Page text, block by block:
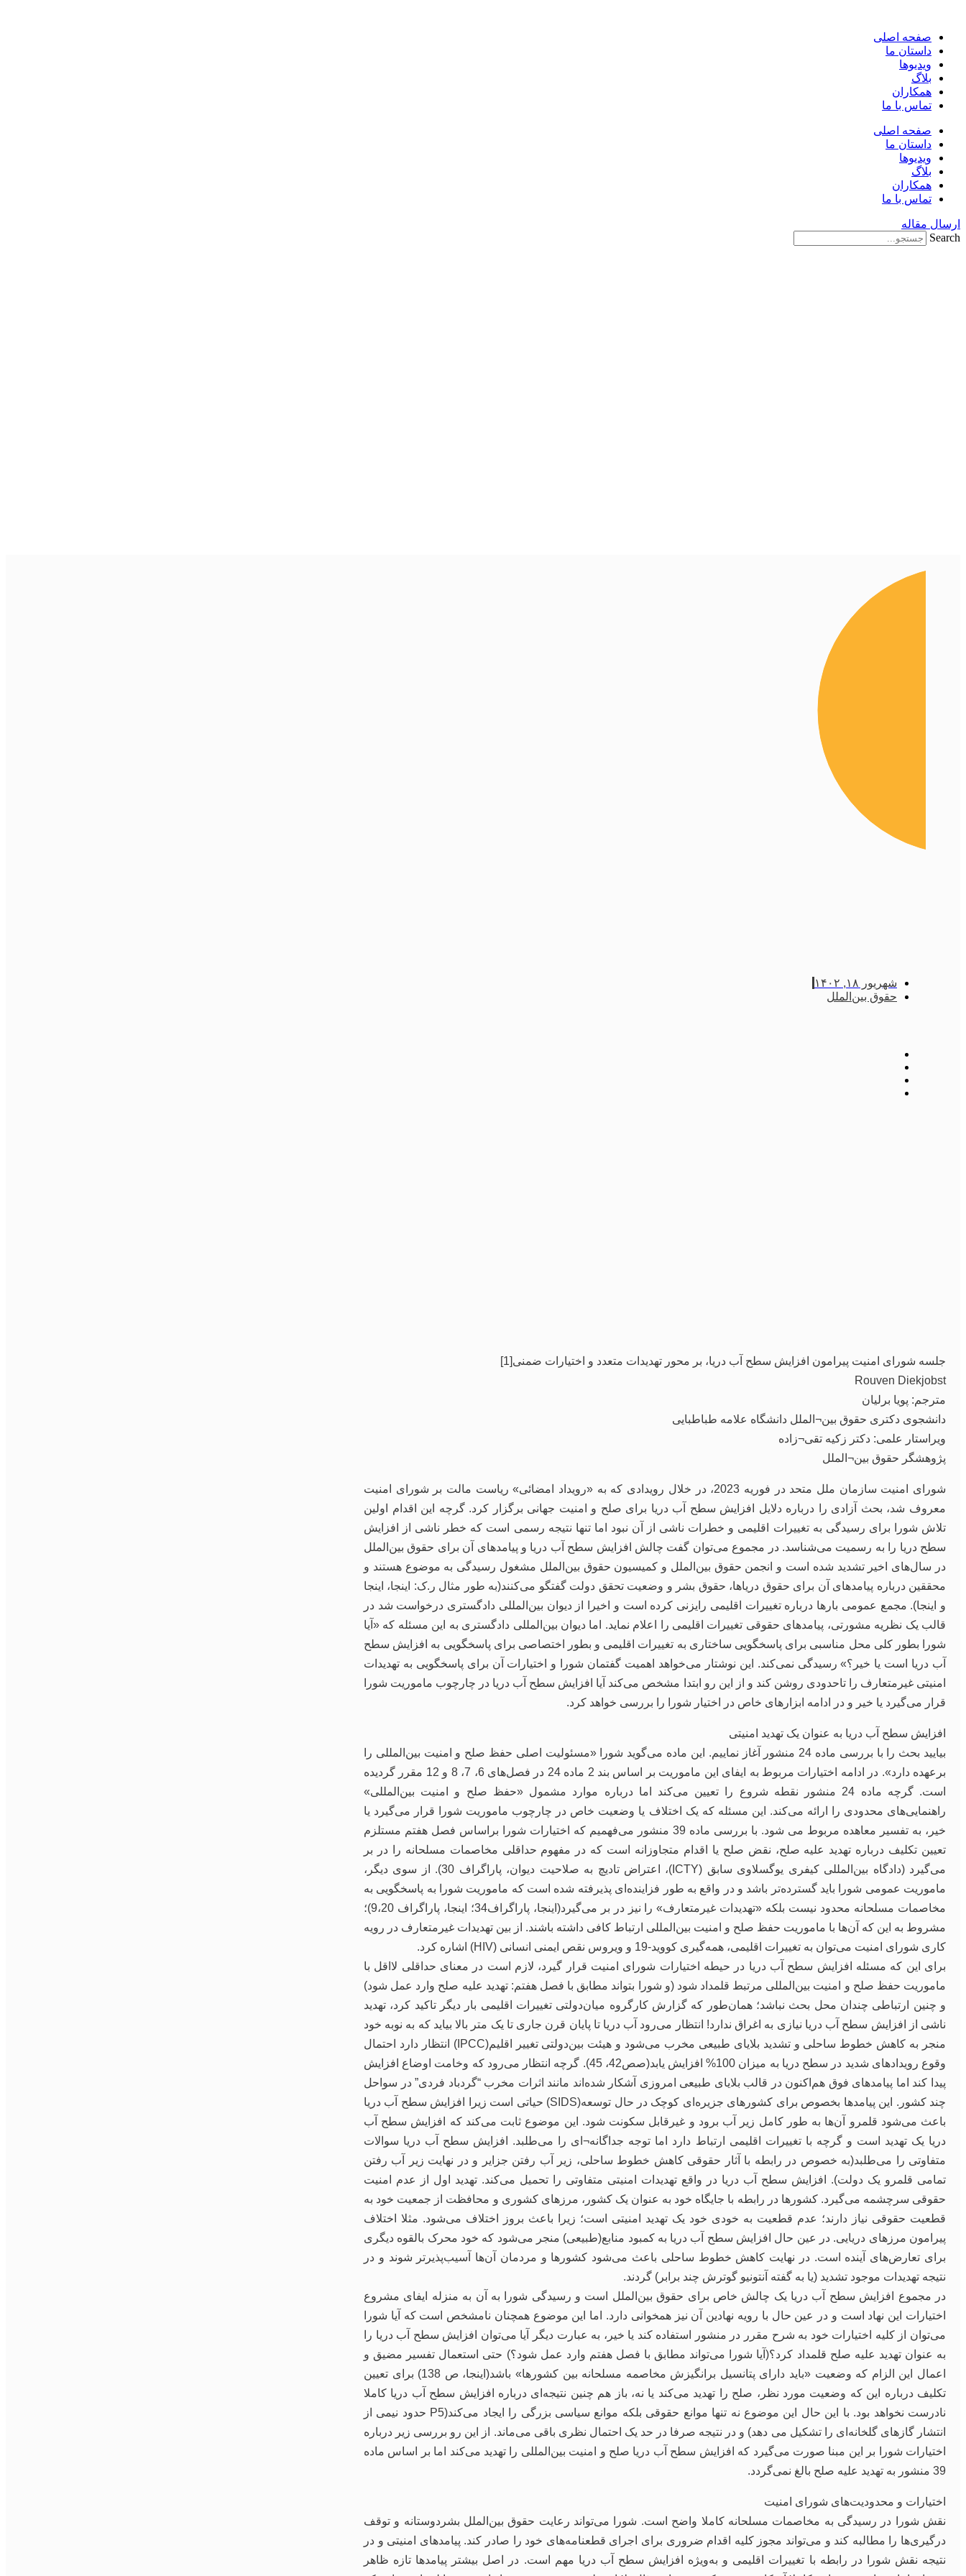
محتوا
صفحه اصلی
داستان ما
ویدیوها
بلاگ
همکاران
تماس با ما
صفحه اصلی
داستان ما
ویدیوها
بلاگ
همکاران
تماس با ما
ارسال مقاله
Search
شهریور ۱۸, ۱۴۰۲
حقوق بین‌الملل
جلسه شورای امنیت پیرامون افزایش سطح آب دریا، بر محور تهدیدات متعدد و اختیارات ضمنی[1]
Rouven Diekjobst
مترجم: پویا برلیان
دانشجوی دکتری حقوق بین¬الملل دانشگاه علامه طباطبایی
ویراستار علمی: دکتر زکیه تقی¬زاده
پژوهشگر حقوق بین¬الملل
شورای امنیت سازمان ملل متحد در فوریه 2023، در خلال رویدادی که به «رویداد امضائی» ریاست مالت بر شورای امنیت
معروف شد، بحث آزادی را درباره دلایل افزایش سطح آب دریا برای صلح و امنیت جهانی برگزار کرد. گرچه این اقدام اولین
تلاش شورا برای رسیدگی به تغییرات اقلیمی و خطرات ناشی از آن نبود اما تنها نتیجه رسمی است که خطر ناشی از افزایش
سطح دریا را به رسمیت می‌شناسد. در مجموع می‌توان گفت چالش افزایش سطح آب دریا و پیامدهای آن برای حقوق بین‌الملل
در سال‌های اخیر تشدید شده است و انجمن حقوق بین‌الملل و کمیسیون حقوق بین‌الملل مشغول رسیدگی به موضوع هستند و
محققین درباره پیامدهای آن برای حقوق دریاها، حقوق بشر و وضعیت تحقق دولت گفتگو می‌کنند(به طور مثال ر.ک: اینجا، اینجا
و اینجا). مجمع عمومی بارها درباره تغییرات اقلیمی رایزنی کرده است و اخیرا از دیوان بین‌المللی دادگستری درخواست شد در
قالب یک نظریه مشورتی، پیامدهای حقوقی تغییرات اقلیمی را اعلام نماید. اما دیوان بین‌المللی دادگستری به این مسئله که «آیا
شورا بطور کلی محل مناسبی برای پاسخگویی ساختاری به تغییرات اقلیمی و بطور اختصاصی برای پاسخگویی به افزایش سطح
آب دریا است یا خیر؟» رسیدگی نمی‌کند. این نوشتار می‌خواهد اهمیت گفتمان شورا و اختیارات آن برای پاسخگویی به تهدیدات
امنیتی غیرمتعارف را تاحدودی روشن کند و از این رو ابتدا مشخص می‌کند آیا افزایش سطح آب دریا در چارچوب ماموریت شورا
قرار می‌گیرد یا خیر و در ادامه ابزارهای خاص در اختیار شورا را بررسی خواهد کرد.
افزایش سطح آب دریا به عنوان یک تهدید امنیتی
بیایید بحث را با بررسی ماده 24 منشور آغاز نماییم. این ماده می‌گوید شورا «مسئولیت اصلی حفظ صلح و امنیت بین‌المللی را
برعهده دارد». در ادامه اختیارات مربوط به ایفای این ماموریت بر اساس بند 2 ماده 24 در فصل‌های 6، 7، 8 و 12 مقرر گردیده
است. گرچه ماده 24 منشور نقطه شروع را تعیین می‌کند اما درباره موارد مشمول «حفظ صلح و امنیت بین‌المللی»
راهنمایی‌های محدودی را ارائه می‌کند. این مسئله که یک اختلاف یا وضعیت خاص در چارچوب ماموریت شورا قرار می‌گیرد یا
خیر، به تفسیر معاهده مربوط می شود. با بررسی ماده 39 منشور می‌فهمیم که اختیارات شورا براساس فصل هفتم مستلزم
تعیین تکلیف درباره تهدید علیه صلح، نقض صلح یا اقدام متجاوزانه است که در مفهوم حداقلی مخاصمات مسلحانه را در بر
می‌گیرد (دادگاه بین‌المللی کیفری یوگسلاوی سابق (ICTY)، اعتراض تادیچ به صلاحیت دیوان، پاراگراف 30). از سوی دیگر،
ماموریت عمومی شورا باید گسترده‌تر باشد و در واقع به طور فزاینده‌ای پذیرفته شده است که ماموریت شورا به پاسخگویی به
مخاصمات مسلحانه محدود نیست بلکه «تهدیدات غیرمتعارف» را نیز در بر می‌گیرد(اینجا، پاراگراف34؛ اینجا، پاراگراف 9،20)؛
مشروط به این که آن‌ها با ماموریت حفظ صلح و امنیت بین‌المللی ارتباط کافی داشته باشند. از بین تهدیدات غیرمتعارف در رویه
کاری شورای امنیت می‌توان به تغییرات اقلیمی، همه‌گیری کووید-19 و ویروس نقص ایمنی انسانی (HIV) اشاره کرد.
برای این که مسئله افزایش سطح آب دریا در حیطه اختیارات شورای امنیت قرار گیرد، لازم است در معنای حداقلی لااقل با
ماموریت حفظ صلح و امنیت بین‌المللی مرتبط قلمداد شود (و شورا بتواند مطابق با فصل هفتم: تهدید علیه صلح وارد عمل شود)
و چنین ارتباطی چندان محل بحث نباشد؛ همان‌طور که گزارش کارگروه میان‌دولتی تغییرات اقلیمی بار دیگر تاکید کرد، تهدید
ناشی از افزایش سطح آب دریا نیازی به اغراق ندارد! انتظار می‌رود آب دریا تا پایان قرن جاری تا یک متر بالا بیاید که به نوبه خود
منجر به کاهش خطوط ساحلی و تشدید بلایای طبیعی مخرب می‌شود و هیئت بین‌دولتی تغییر اقلیم(IPCC) انتظار دارد احتمال
وقوع رویدادهای شدید در سطح دریا به میزان 100‌% افزایش یابد(صص‌42، 45). گرچه انتظار می‌رود که وخامت اوضاع افزایش
پیدا کند اما پیامدهای فوق هم‌اکنون در قالب بلایای طبیعی امروزی آشکار شده‌اند مانند اثرات مخرب “گردباد فردی” در سواحل
چند کشور. این پیامد‌ها بخصوص برای کشورهای جزیره‌ای کوچک در حال توسعه(SIDS) حیاتی است زیرا افزایش سطح آب دریا
باعث می‌شود قلمرو آن‌ها به طور کامل زیر آب برود و غیرقابل ‌سکونت شود. این موضوع ثابت می‌کند که افزایش سطح آب
دریا یک تهدید است و گرچه با تغییرات اقلیمی ارتباط دارد اما توجه جداگانه¬ای را می‌طلبد. افزایش سطح آب دریا سوالات
متفاوتی را می‌طلبد(به خصوص در رابطه با آثار حقوقی کاهش خطوط ساحلی، زیر آب ‌رفتن جزایر و در نهایت زیر آب‌ رفتن
تمامی قلمرو یک دولت). افزایش سطح آب دریا در واقع تهدیدات امنیتی متفاوتی را تحمیل می‌کند. تهدید اول از عدم امنیت
حقوقی سرچشمه می‌گیرد. کشورها در رابطه با جایگاه خود به عنوان یک کشور، مرزهای کشوری و محافظت از جمعیت خود به
قطعیت حقوقی نیاز دارند؛ عدم ‌قطعیت به خودی خود یک تهدید امنیتی است؛ زیرا باعث بروز اختلاف می‌شود. مثلا اختلاف
پیرامون مرزهای دریایی. در عین حال افزایش سطح آب دریا به کمبود منابع(طبیعی) منجر می‌شود که خود محرک بالقوه دیگری
برای تعارض‌های آینده است. در نهایت کاهش خطوط ساحلی باعث می‌شود کشورها و مردمان آن‌ها آسیب‌پذیرتر شوند و در
نتیجه تهدیدات موجود تشدید (یا به گفته آنتونیو گوترش چند برابر) گردند.
در مجموع افزایش سطح آب دریا یک چالش خاص برای حقوق بین‌الملل است و رسیدگی شورا به آن به منزله ایفای مشروع
اختیارات این نهاد است و در عین حال با رویه نهادین آن نیز همخوانی دارد. اما این موضوع همچنان نامشخص است که آیا شورا
می‌توان از کلیه اختیارات خود به شرح مقرر در منشور استفاده کند یا خیر، به عبارت دیگر آیا می‌توان افزایش سطح آب دریا را
به عنوان تهدید علیه صلح قلمداد کرد؟(آیا شورا می‌تواند مطابق با فصل هفتم وارد عمل شود؟) حتی استعمال تفسیر مضیق و
اعمال این الزام که وضعیت «باید دارای پتانسیل برانگیزش مخاصمه مسلحانه بین کشورها» باشد(اینجا، ص 138) برای تعیین
تکلیف درباره این که وضعیت مورد نظر، صلح را تهدید می‌کند یا نه، باز هم چنین نتیجه‌ای درباره افزایش سطح آب دریا کاملا
نادرست نخواهد بود. با این حال این موضوع نه تنها موانع حقوقی بلکه موانع سیاسی بزرگی را ایجاد می‌کند(P5 حدود نیمی از
انتشار گازهای گلخانه‌ای را تشکیل می دهد) و در نتیجه صرفا در حد یک احتمال نظری باقی می‌ماند. از این رو بررسی زیر درباره
اختیارات شورا بر این مبنا صورت می‌گیرد که افزایش سطح آب دریا صلح و امنیت بین‌المللی را تهدید می‌کند اما بر اساس ماده
39 منشور به تهدید علیه صلح بالغ نمی‌گردد.
اختیارات و محدودیت‌های شورای امنیت
نقش شورا در رسیدگی به مخاصمات مسلحانه کاملا واضح است. شورا می‌تواند رعایت حقوق بین‌الملل بشردوستانه و توقف
درگیری‌ها را مطالبه کند و می‌تواند مجوز کلیه اقدام ضروری برای اجرای قطعنامه‌های خود را صادر کند. پیامدهای امنیتی و در
نتیجه نقش شورا در رابطه با تغییرات اقلیمی و به‌ویژه افزایش سطح آب دریا مهم است. در اصل بیشتر پیامدها تازه ظاهر